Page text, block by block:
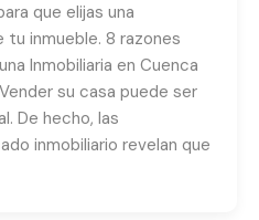
que elijas una
tu inmueble. 8 razones
Inmobiliaria en Cuenca
su casa puede ser
De hecho, las
inmobiliario revelan que